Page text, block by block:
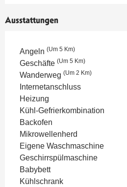
Ausstattungen
Angeln (Um 5 Km)
Geschäfte (Um 5 Km)
Wanderweg (Um 2 Km)
Internetanschluss
Heizung
Kühl-Gefrierkombination
Backofen
Mikrowellenherd
Eigene Waschmaschine
Geschirrspülmaschine
Babybett
Kühlschrank